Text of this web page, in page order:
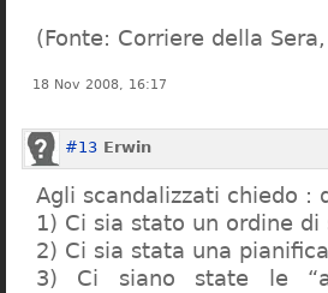
(Fonte: Corriere della
18 Nov 2008, 16:17
#13 Erwin
Agli scandalizzati chiedo :
1) Ci sia stato un ordine di
2) Ci sia stata una
3) Ci siano state le